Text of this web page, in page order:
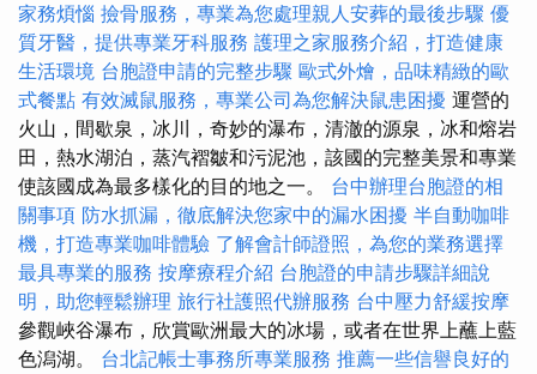
家務煩惱 撿骨服務，專業為您處理親人安葬的最後步驟 優
質牙醫，提供專業牙科服務 護理之家服務介紹，打造健康
生活環境 台胞證申請的完整步驟 歐式外燴，品味精緻的歐
式餐點 有效滅鼠服務，專業公司為您解決鼠患困擾 運營的
火山，間歇泉，冰川，奇妙的瀑布，清澈的源泉，冰和熔岩
田，熱水湖泊，蒸汽褶皺和污泥池，該國的完整美景和專業
使該國成為最多樣化的目的地之一。 台中辦理台胞證的相
關事項 防水抓漏，徹底解決您家中的漏水困擾 半自動咖啡
機，打造專業咖啡體驗 了解會計師證照，為您的業務選擇
最具專業的服務 按摩療程介紹 台胞證的申請步驟詳細說
明，助您輕鬆辦理 旅行社護照代辦服務 台中壓力舒緩按摩
參觀峽谷瀑布，欣賞歐洲最大的冰場，或者在世界上蘸上藍
色潟湖。 台北記帳士事務所專業服務 推薦一些信譽良好的